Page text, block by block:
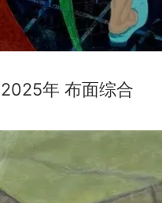
年 布面综合